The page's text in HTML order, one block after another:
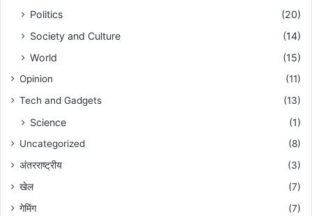
Politics
(20)
Society and Culture
(14)
World
(15)
Opinion
(11)
Tech and Gadgets
(13)
Science (1)
Uncategorized
(8)
अंतरराष्ट्रीय
(3)
खेल
(7)
गेमिंग
(7)